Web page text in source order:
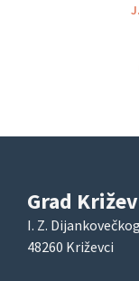
Grad
I. Z.
48260 Križevci